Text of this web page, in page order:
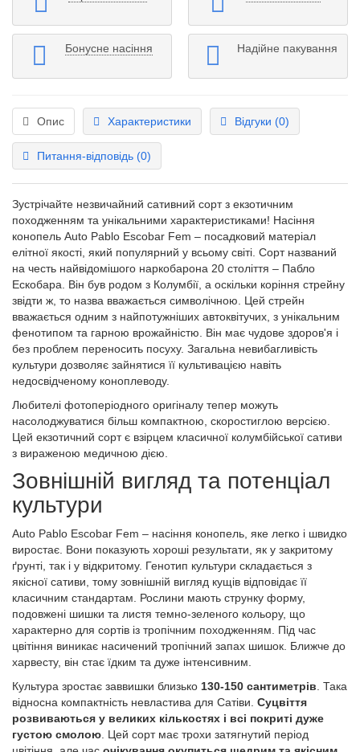
Бонусне насіння Надійне пакування
Опис Характеристики Відгуки (0)
Питання-відповідь (0)
Зустрічайте незвичайний сативний сорт з екзотичним
походженням та унікальними характеристиками! Насіння
конопель Auto Pablo Escobar Fem – посадковий матеріал
елітної якості, який популярний у всьому світі. Сорт названий
на честь найвідомішого наркобарона 20 століття – Пабло
Ескобара. Він був родом з Колумбії, а оскільки коріння стрейну
звідти ж, то назва вважається символічною. Цей стрейн
вважається одним з найпотужніших автоквітучих, з унікальним
фенотипом та гарною врожайністю. Він має чудове здоров'я і
без проблем переносить посуху. Загальна невибагливість
культури дозволяє зайнятися її культивацією навіть
недосвідченому коноплеводу.
Любителі фотоперіодного оригіналу тепер можуть
насолоджуватися більш компактною, скоростиглою версією.
Цей екзотичний сорт є взірцем класичної колумбійської сативи
з вираженою медичною дією.
Зовнішній вигляд та потенціал
культури
Auto Pablo Escobar Fem – насіння конопель, яке легко і швидко
виростає. Вони показують хороші результати, як у закритому
ґрунті, так і у відкритому. Генотип культури складається з
якісної сативи, тому зовнішній вигляд кущів відповідає її
класичним стандартам. Рослини мають струнку форму,
подовжені шишки та листя темно-зеленого кольору, що
характерно для сортів із тропічним походженням. Під час
цвітіння виникає насичений тропічний запах шишок. Ближче до
харвесту, він стає їдким та дуже інтенсивним.
Культура зростає заввишки близько 130-150 сантиметрів . Така
відносна компактність невластива для Сатіви. Суцвіття
розвиваються у великих кількостях і всі покриті дуже
густою смолою . Цей сорт має трохи затягнутий період